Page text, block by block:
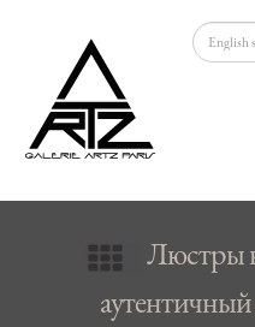
Люстры
аутентичный